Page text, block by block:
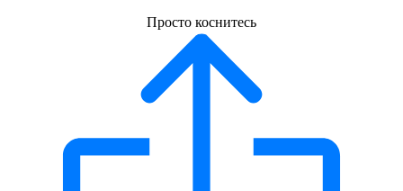
Просто коснитесь